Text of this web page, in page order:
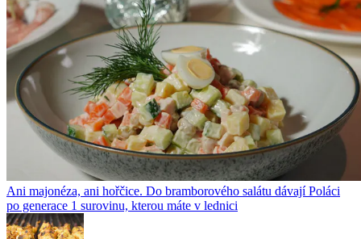
Ani majonéza, ani hořčice. Do bramborového salátu dávají Poláci
po generace 1 surovinu, kterou máte v lednici